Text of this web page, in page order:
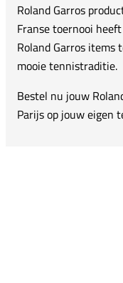
Roland Garros
Franse toernooi
Roland Garros items
mooie tennistraditie.
Bestel nu jouw
Parijs op jouw eigen